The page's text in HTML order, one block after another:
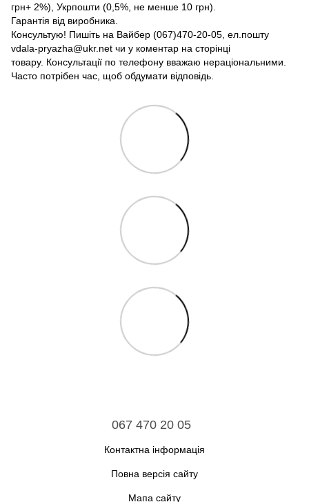
грн+ 2%), Укрпошти (0,5%, не менше 10 грн).
Гарантія від виробника.
Консультую! Пишіть на Вайбер (067)470-20-05, ел.пошту
vdala-pryazha@ukr.net чи у коментар на сторінці
товару. Консультації по телефону вважаю нераціональними.
Часто потрібен час, щоб обдумати відповідь.
067 470 20 05
Контактна інформація
Повна версія сайту
Мапа сайту